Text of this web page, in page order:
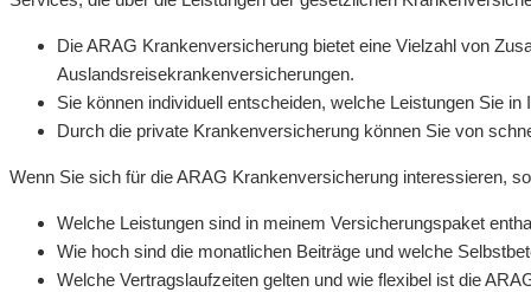
Die ARAG Krankenversicherung bietet eine Vielzahl von
Auslandsreisekrankenversicherungen.
Sie können individuell entscheiden, welche Leistungen Sie
Durch die private Krankenversicherung können Sie von
Wenn Sie sich für die ARAG Krankenversicherung interessieren,
Welche Leistungen sind in meinem Versicherungspaket
Wie hoch sind die monatlichen Beiträge und welche
Welche Vertragslaufzeiten gelten und wie flexibel ist die